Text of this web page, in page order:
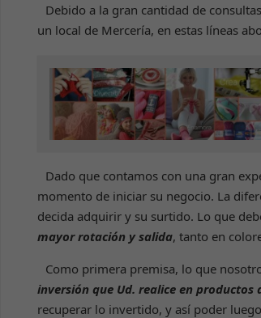
Debido a la gran cantidad de
un local de Mercería, en estas líneas
Dado que contamos con una gran
momento de iniciar su negocio. La
decida adquirir y su surtido. Lo que
mayor rotación y salida, tanto en
Como primera premisa, lo que
inversión que Ud. realice en
recuperar lo invertido, y así poder